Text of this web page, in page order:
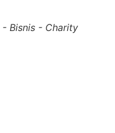
Bisnis - Charity